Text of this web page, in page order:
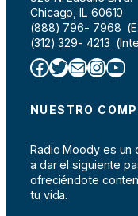
Chicago, IL 60610
(888) 796- 7968
(312) 329- 4213
Facebook Twitter Correo electrónico InstagramYouTube
NUESTRO
Radio Moody es un
a dar el siguiente
ofreciéndote
tu vida.